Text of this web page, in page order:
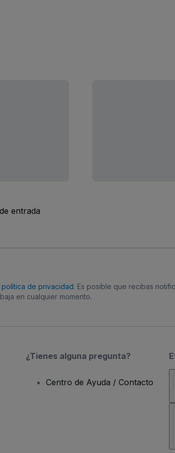
entrada
política de privacidad. Es posible que recibas
en cualquier momento.
¿Tienes alguna pregunta?
Centro de Ayuda / Contacto